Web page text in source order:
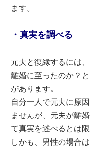
ます。
・真実を調べる
元夫と復縁するには
離婚に至ったのか？
があります。
自分一人で元夫に原
ませんが、元夫が離
て真実を述べるとは限
しかも、男性の場合